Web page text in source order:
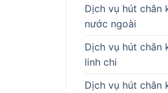
Dịch vụ hút chân
nước ngoài
Dịch vụ hút chân
linh chi
Dịch vụ hút chân